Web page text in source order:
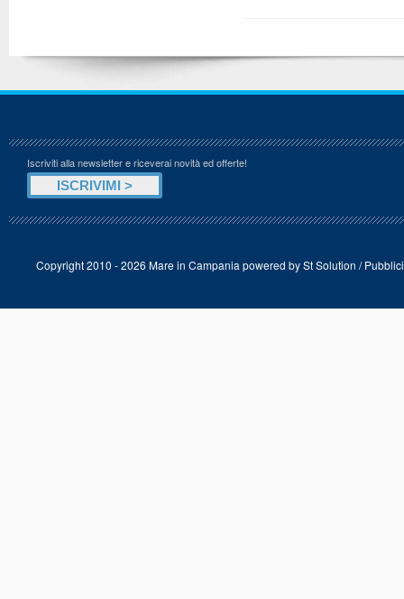
Iscriviti alla newsletter e riceverai novità ed offerte!
Copyright 2010 - 2026 Mare in Campania powered bySt Solution /